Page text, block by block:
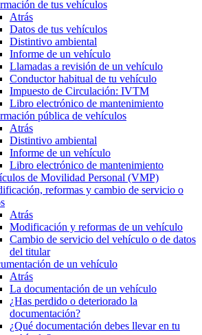
de tus vehículos
Atrás
Datos de tus vehículos
Distintivo ambiental
Informe de un vehículo
Llamadas a revisión de un vehículo
Conductor habitual de tu vehículo
Impuesto de Circulación: IVTM
Libro electrónico de mantenimiento
pública de vehículos
Atrás
Distintivo ambiental
Informe de un vehículo
Libro electrónico de mantenimiento
de Movilidad Personal (VMP)
reformas y cambio de servicio o
Atrás
Modificación y reformas de un vehículo
Cambio de servicio del vehículo o de datos
del titular
de un vehículo
Atrás
La documentación de un vehículo
¿Has perdido o deteriorado la
documentación?
¿Qué documentación debes llevar en tu